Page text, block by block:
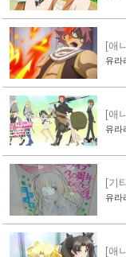
[애
영
유라
[애
구
유라
[기
트
유라
[애